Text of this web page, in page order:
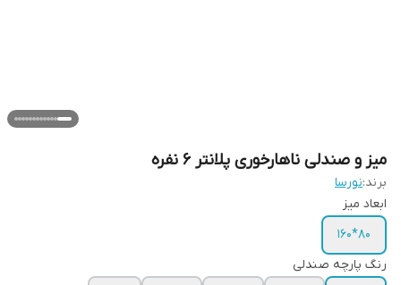
میز و صندلی ناهارخوری پلانتر ۶ نفره
برند:نورسا
ابعاد میز
80*160
رنگ پارچه صندلی